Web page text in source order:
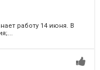
работу 14 июня. В